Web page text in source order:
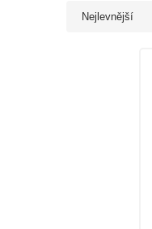
Nejlevnější